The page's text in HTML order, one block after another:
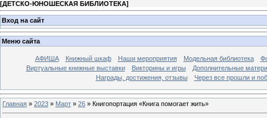
[ДЕТСКО-ЮНОШЕСКАЯ БИБЛИОТЕКА]
Вход на сайт
Меню сайта
АФИША Книжный шкаф Наши мероприятия Модельная библиотека
Виртуальные книжные выставки
Викторины и игры
Дополнительные
Награды, достижения, отзывы
Через все прошли и
Главная » 2023 » Март » 26 » Книгопортация «Книга помогает жить»